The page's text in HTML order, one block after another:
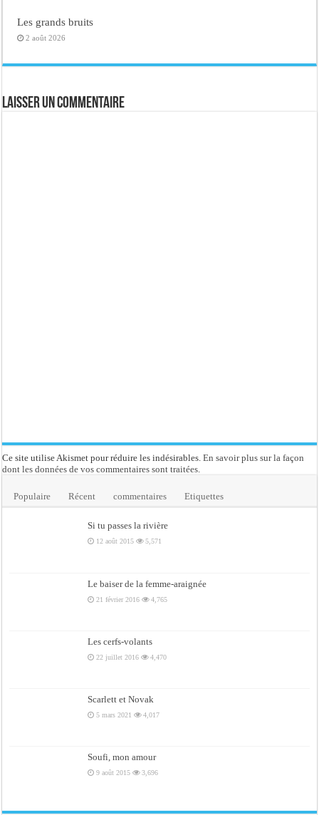
Les grands bruits
2 août 2026
Laisser un commentaire
Ce site utilise Akismet pour réduire les indésirables.En savoir plus sur la façon
dont les données de vos commentaires sont traitées.
Populaire Récent commentaires Etiquettes
Si tu passes la rivière
12 août 2015 5,571
Le baiser de la femme-araignée
21 février 2016 4,765
Les cerfs-volants
22 juillet 2016 4,470
Scarlett et Novak
5 mars 2021 4,017
Soufi, mon amour
9 août 2015 3,696